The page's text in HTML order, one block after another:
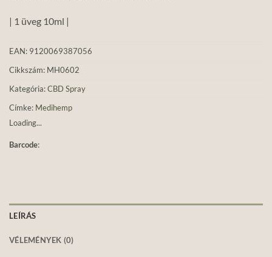
| 1 üveg 10ml |
EAN: 9120069387056
Cikkszám: MH0602
Kategória:CBD Spray
Címke: Medihemp
Loading...
Barcode:
LEÍRÁS
VÉLEMÉNYEK (0)